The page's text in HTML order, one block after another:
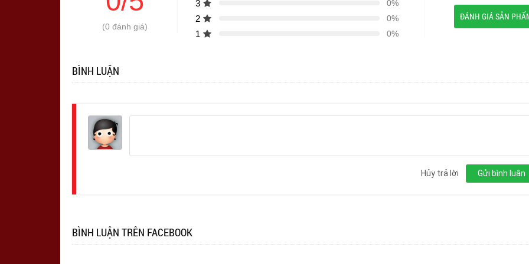
(0 đánh giá)
3 0%
2 0%
1 0%
ĐÁNH GIÁ SẢN
BÌNH LUẬN
Gửi bình luận
Hủy trả lời
BÌNH LUẬN TRÊN FACEBOOK